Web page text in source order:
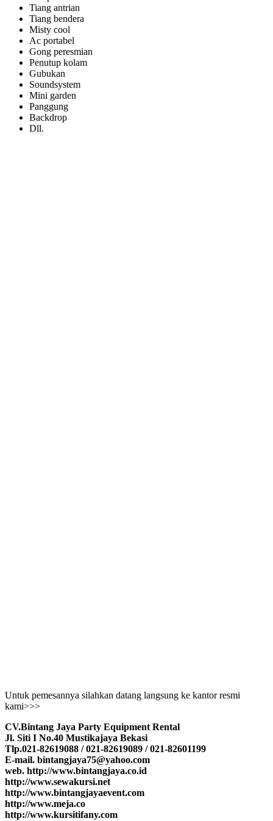
Tiang antrian
Tiang bendera
Misty cool
Ac portabel
Gong peresmian
Penutup kolam
Gubukan
Soundsystem
Mini garden
Panggung
Backdrop
Dll.
Untuk pemesannya silahkan datang langsung ke kantor resmi
kami>>>
CV.Bintang Jaya Party Equipment Rental
Jl. Siti I No.40 Mustikajaya Bekasi
Tlp.021-82619088 / 021-82619089 / 021-82601199
E-mail. bintangjaya75@yahoo.com
web. http://www.bintangjaya.co.id
http://www.sewakursi.net
http://www.bintangjayaevent.com
http://www.meja.co
http://www.kursitifany.com